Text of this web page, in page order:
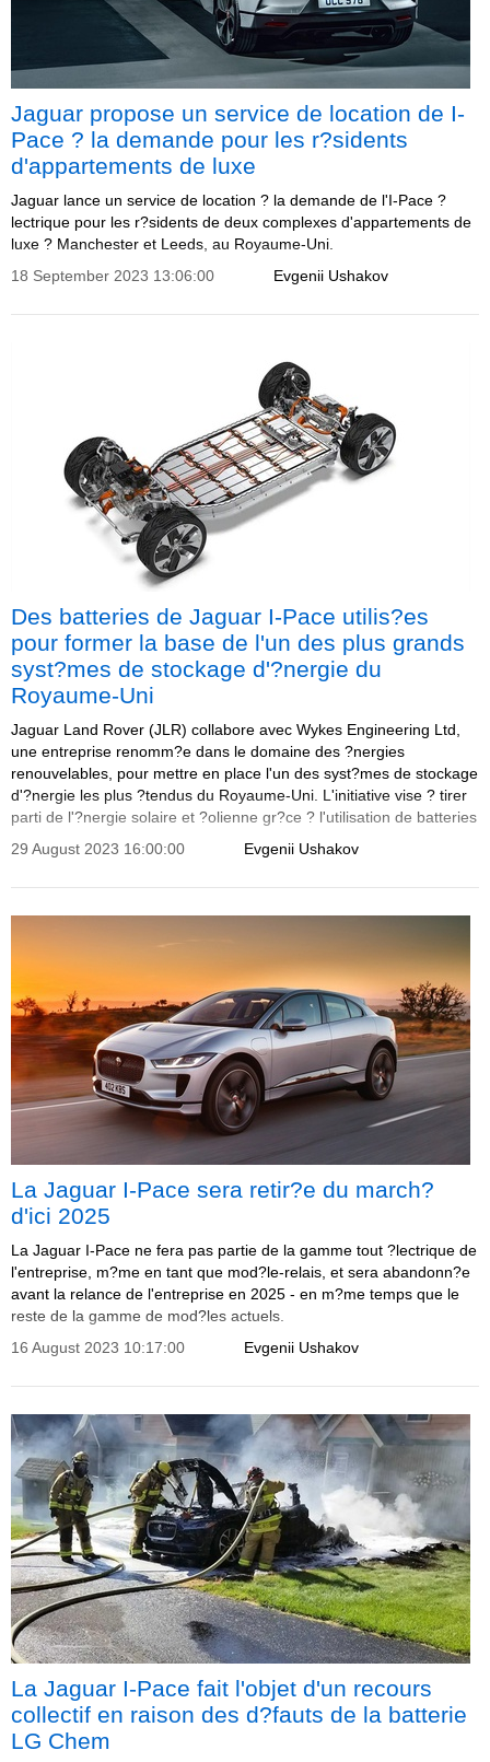
Jaguar propose un service de location de I-
Pace ? la demande pour les r?sidents
d'appartements de luxe
Jaguar lance un service de location ? la demande de l'I-Pace ?
lectrique pour les r?sidents de deux complexes d'appartements de
luxe ? Manchester et Leeds, au Royaume-Uni.
Evgenii Ushakov
18 September 2023 13:06:00
Des batteries de Jaguar I-Pace utilis?es
pour former la base de l'un des plus grands
syst?mes de stockage d'?nergie du
Royaume-Uni
Jaguar Land Rover (JLR) collabore avec Wykes Engineering Ltd,
une entreprise renomm?e dans le domaine des ?nergies
renouvelables, pour mettre en place l'un des syst?mes de stockage
d'?nergie les plus ?tendus du Royaume-Uni. L'initiative vise ? tirer
parti de l'?nergie solaire et ?olienne gr?ce ? l'utilisation de batteries
Evgenii Ushakov
29 August 2023 16:00:00
La Jaguar I-Pace sera retir?e du march?
d'ici 2025
La Jaguar I-Pace ne fera pas partie de la gamme tout ?lectrique de
l'entreprise, m?me en tant que mod?le-relais, et sera abandonn?e
avant la relance de l'entreprise en 2025 - en m?me temps que le
reste de la gamme de mod?les actuels.
Evgenii Ushakov
16 August 2023 10:17:00
La Jaguar I-Pace fait l'objet d'un recours
collectif en raison des d?fauts de la batterie
LG Chem